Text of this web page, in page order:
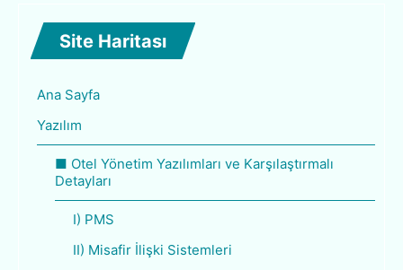
Site Haritası
Ana Sayfa
Yazılım
■ Otel Yönetim Yazılımları ve Karşılaştırmalı
Detayları
I) PMS
II) Misafir İlişki Sistemleri